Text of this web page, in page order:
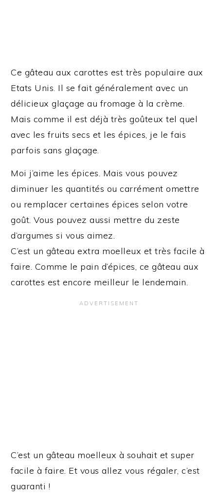
Ce gâteau aux carottes est très populaire aux
Etats Unis. Il se fait généralement avec un
délicieux glaçage au fromage à la crème.
Mais comme il est déjà très goûteux tel quel
avec les fruits secs et les épices, je le fais
parfois sans glaçage.
Moi j’aime les épices. Mais vous pouvez
diminuer les quantités ou carrément omettre
ou remplacer certaines épices selon votre
goût. Vous pouvez aussi mettre du zeste
d’argumes si vous aimez.
C’est un gâteau extra moelleux et très facile à
faire. Comme le pain d’épices, ce gâteau aux
carottes est encore meilleur le lendemain.
C’est un gâteau moelleux à souhait et super
facile à faire. Et vous allez vous régaler, c’est
guaranti !